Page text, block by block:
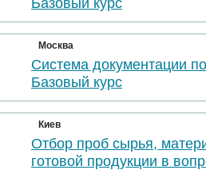
Базовый курс
Москва
Система документации
Базовый курс
Киев
Отбор проб сырья,
готовой продукции в